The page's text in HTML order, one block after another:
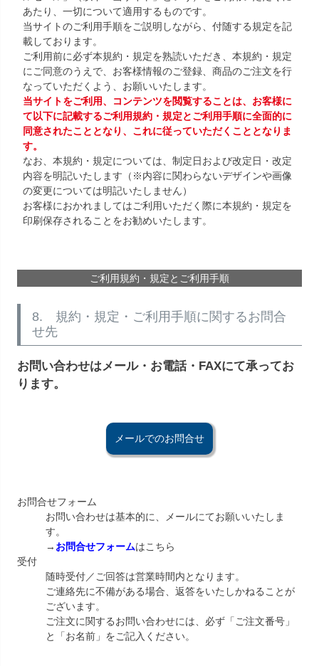
あたり、一切について適用するものです。
当サイトのご利用手順をご説明しながら、付随する規定を記
載しております。
ご利用前に必ず本規約・規定を熟読いただき、本規約・規定
にご同意のうえで、お客様情報のご登録、商品のご注文を行
なっていただくよう、お願いいたします。
当サイトをご利用、コンテンツを閲覧することは、お客様に
て以下に記載するご利用規約・規定とご利用手順に全面的に
同意されたこととなり、これに従っていただくこととなりま
す。
なお、本規約・規定については、制定日および改定日・改定
内容を明記いたします（※内容に関わらないデザインや画像
の変更については明記いたしません）
お客様におかれましてはご利用いただく際に本規約・規定を
印刷保存されることをお勧めいたします。
ご利用規約・規定とご利用手順
8. 規約・規定・ご利用手順に関するお問合
せ先
お問い合わせはメール・お電話・FAXにて承ってお
ります。
メールでのお問合せ
お問合せフォーム
お問い合わせは基本的に、メールにてお願いいたしま
す。
→ お問合せフォームはこちら
受付
随時受付／ご回答は営業時間内となります。
ご連絡先に不備がある場合、返答をいたしかねることが
ございます。
ご注文に関するお問い合わせには、必ず「ご注文番号」
と「お名前」をご記入ください。